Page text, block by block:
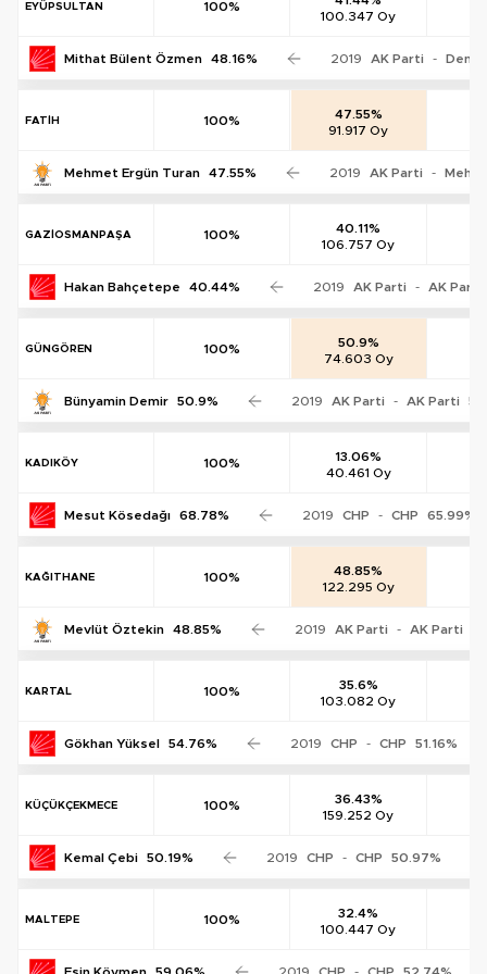
EYÜPSULTAN 100%
100.347 Oy
Mithat Bülent Özmen 48.16% 2019 AK Parti - Deniz
FATİH 100%
47.55%
91.917 Oy
Mehmet Ergün Turan 47.55% 2019 AK Parti -
GAZİOSMANPAŞA 100%
40.11%
106.757 Oy
Hakan Bahçetepe 40.44% 2019 AK Parti - AK Parti
GÜNGÖREN 100%
50.9%
74.603 Oy
Bünyamin Demir 50.9% 2019 AK Parti - AK Parti
KADIKÖY 100%
13.06%
40.461 Oy
Mesut Kösedağı 68.78% 2019 CHP - CHP 65.99%
KAĞITHANE 100%
48.85%
122.295 Oy
Mevlüt Öztekin 48.85% 2019 AK Parti - AK Parti
KARTAL 100%
35.6%
103.082 Oy
Gökhan Yüksel 54.76% 2019 CHP - CHP 51.16%
KÜÇÜKÇEKMECE 100%
36.43%
159.252 Oy
Kemal Çebi 50.19% 2019 CHP - CHP 50.97%
MALTEPE 100%
32.4%
100.447 Oy